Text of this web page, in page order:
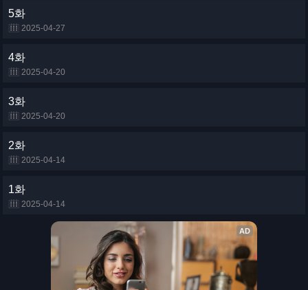
5화
2025-04-27
4화
2025-04-20
3화
2025-04-20
2화
2025-04-14
1화
2025-04-14